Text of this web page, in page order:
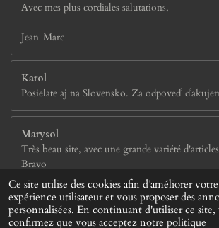
Ce site utilise des cookies afin d’améliorer votre
expérience utilisateur et vous proposer des
personnalisées. En continuant d'utiliser ce site,
confirmez que vous acceptez notre politique
Avec mes plus cordiales salutations,
Jean-Marc
Karol
Posielate aj na Slovensko. Za odpoveď
Marysol
Très beau site, avec une grande variété
Bravo
© 2023 - 2026 Jay &Jay'S
Propulsé par Webador